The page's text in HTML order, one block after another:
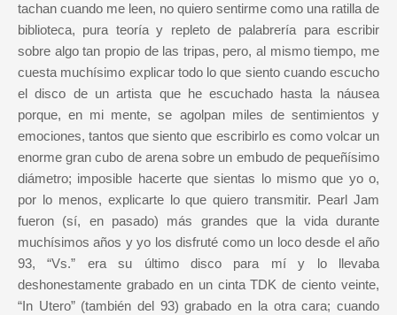
tachan cuando me leen, no quiero sentirme como una ratilla de
biblioteca, pura teoría y repleto de palabrería para escribir
sobre algo tan propio de las tripas, pero, al mismo tiempo, me
cuesta muchísimo explicar todo lo que siento cuando escucho
el disco de un artista que he escuchado hasta la náusea
porque, en mi mente, se agolpan miles de sentimientos y
emociones, tantos que siento que escribirlo es como volcar un
enorme gran cubo de arena sobre un embudo de pequeñísimo
diámetro; imposible hacerte que sientas lo mismo que yo o,
por lo menos, explicarte lo que quiero transmitir. Pearl Jam
fueron (sí, en pasado) más grandes que la vida durante
muchísimos años y yo los disfruté como un loco desde el año
93, “Vs.” era su último disco para mí y lo llevaba
deshonestamente grabado en un cinta TDK de ciento veinte,
“In Utero” (también del 93) grabado en la otra cara; cuando